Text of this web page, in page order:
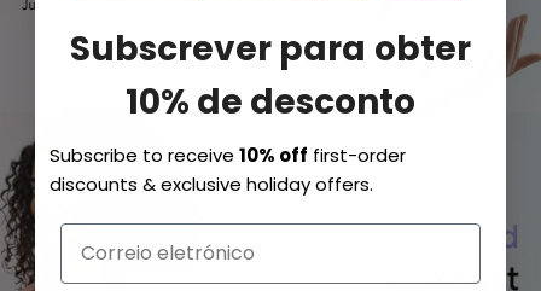
Subscrever para obter
10% de desconto
Subscribe to receive10% off first-order
discounts & exclusive holiday offers.